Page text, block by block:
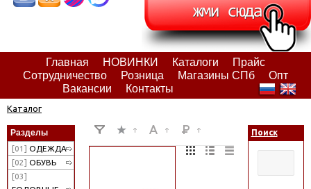
Главная НОВИНКИ Каталоги
Прайс
Сотрудничество
Розница Магазины СПб
Опт
Вакансии
Контакты
Каталог
Разделы
[01] ОДЕЖДА
[02] ОБУВЬ
[03]
Поиск